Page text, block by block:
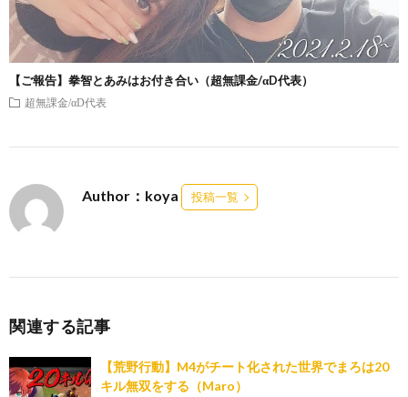
【ご報告】拳智とあみはお付き合い（超無課金/αD代表）
超無課金/αD代表
Author：koya 投稿一覧
関連する記事
【荒野行動】M4がチート化された世界でまろは20
キル無双をする（Maro）